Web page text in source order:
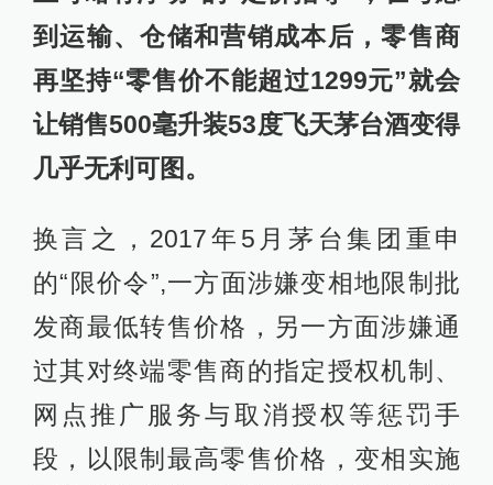
到运输、仓储和营销成本后，零售商
再坚持“零售价不能超过1299元”就会
让销售500毫升装53度飞天茅台酒变得
几乎无利可图。
换言之，2017年5月茅台集团重申
的“限价令”,一方面涉嫌变相地限制批
发商最低转售价格，另一方面涉嫌通
过其对终端零售商的指定授权机制、
网点推广服务与取消授权等惩罚手
段，以限制最高零售价格，变相实施